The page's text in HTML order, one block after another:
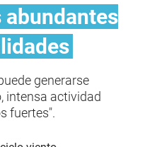
generarse
intensa actividad
fuertes".